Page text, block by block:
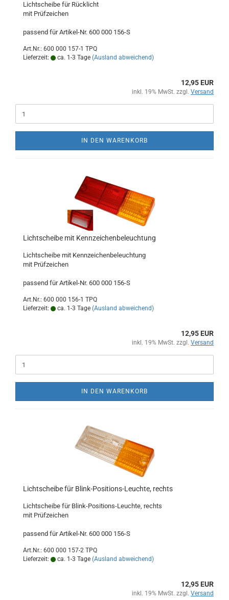
Lichtscheibe für Rücklicht
mit Prüfzeichen
passend für Artikel-Nr. 600 000 156-S
Art.Nr.: 600 000 157-1 TPQ
Lieferzeit:
ca. 1-3 Tage (Ausland abweichend)
12,95 EUR
inkl. 19% MwSt. zzgl. Versand
IN DEN WARENKORB
Lichtscheibe mit Kennzeichenbeleuchtung
Lichtscheibe mit Kennzeichenbeleuchtung
mit Prüfzeichen
passend für Artikel-Nr. 600 000 156-S
Art.Nr.: 600 000 156-1 TPQ
Lieferzeit:
ca. 1-3 Tage (Ausland abweichend)
12,95 EUR
inkl. 19% MwSt. zzgl. Versand
IN DEN WARENKORB
Lichtscheibe für Blink-Positions-Leuchte, rechts
Lichtscheibe für Blink-Positions-Leuchte, rechts
mit Prüfzeichen
passend für Artikel-Nr. 600 000 156-S
Art.Nr.: 600 000 157-2 TPQ
Lieferzeit:
ca. 1-3 Tage (Ausland abweichend)
12,95 EUR
inkl. 19% MwSt. zzgl. Versand